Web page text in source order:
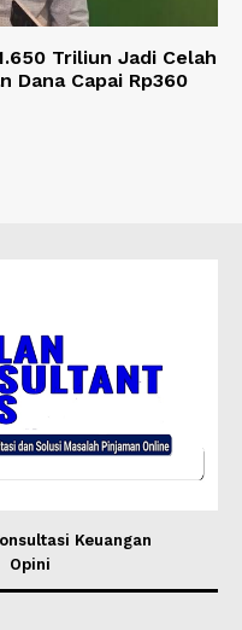
Triliun Jadi Celah
Dana Capai Rp360
Keuangan
Opini